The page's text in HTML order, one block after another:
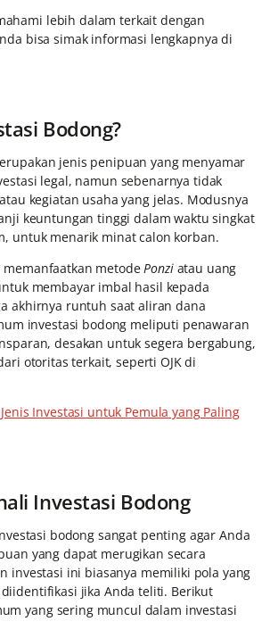
lebih dalam terkait dengan
bisa simak informasi lengkapnya di
Bodong?
jenis penipuan yang menyamar
legal, namun sebenarnya tidak
kegiatan usaha yang jelas. Modusnya
keuntungan tinggi dalam waktu singkat
untuk menarik minat calon korban.
memanfaatkan metode Ponziatau uang
membayar imbal hasil kepada
akhirnya runtuh saat aliran dana
investasi bodong meliputi penawaran
desakan untuk segera bergabung,
otoritas terkait, seperti OJK di
Investasi untuk Pemula yang Paling
Investasi Bodong
bodong sangat penting agar Anda
yang dapat merugikan secara
investasi ini biasanya memiliki pola yang
jika Anda teliti. Berikut
yang sering muncul dalam investasi